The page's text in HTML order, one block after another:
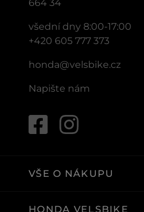
664 34
všední dny 8:00-17:00
+420 605 777 373
honda@velsbike.cz
Napište nám
VŠE O NÁKUPU
HONDA VELSBIKE